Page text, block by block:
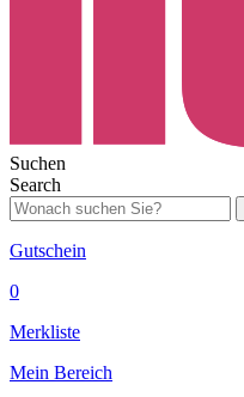
Suchen
Search
Gutschein
0
Merkliste
Mein Bereich